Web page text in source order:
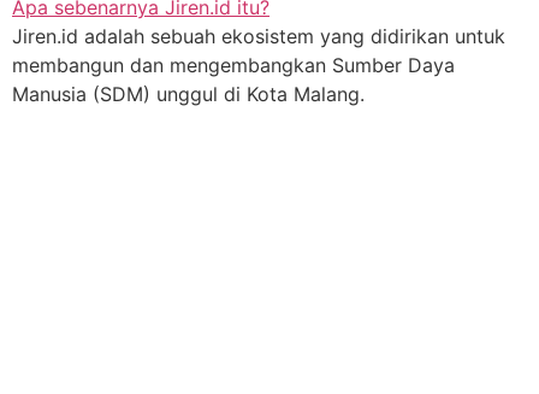
Apa sebenarnya Jiren.id itu?
Jiren.id adalah sebuah ekosistem yang didirikan untuk
membangun dan mengembangkan Sumber Daya
Manusia (SDM) unggul di Kota Malang.